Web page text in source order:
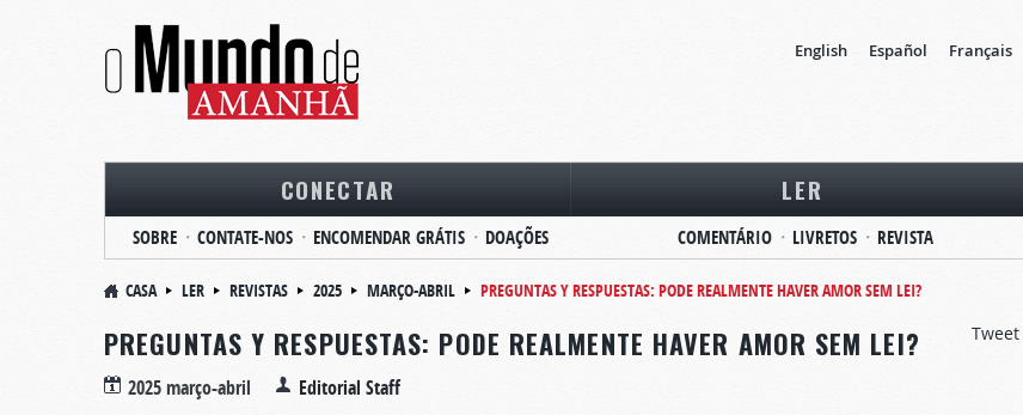
English Español Français
CONECTAR
SOBRE CONTATE-NOS ENCOMENDAR GRÁTIS DOAÇÕES
LER
COMENTÁRIO LIVRETOS REVISTA
CASA LER REVISTAS 2025 MARÇO-ABRIL
PREGUNTAS Y RESPUESTAS: PODE REALMENTE HAVER AMOR SEM LEI?
Tweet
PREGUNTAS Y RESPUESTAS: PODE REALMENTE HAVER AMOR SEM LEI?
2025 março-abril Editorial Staff